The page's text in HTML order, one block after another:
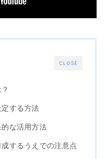
CLOSE
する方法
な活用方法
するうえでの注意点